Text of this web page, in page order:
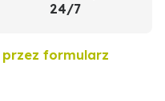
24/7
formularz